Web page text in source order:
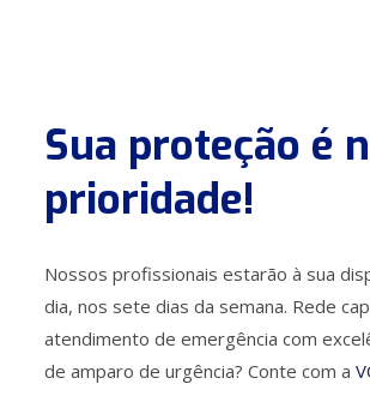
Sua proteção é
prioridade!
Nossos profissionais estarão à sua
dia, nos sete dias da semana. Rede
atendimento de emergência com
de amparo de urgência? Conte com a